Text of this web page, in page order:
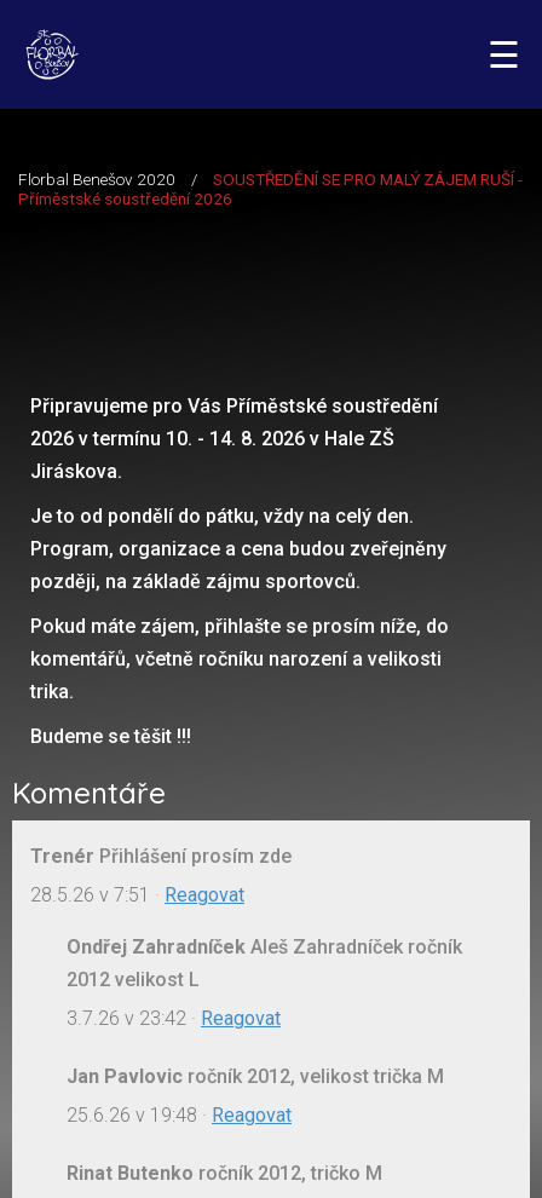
☰
Připravujeme pro Vás Příměstské soustředění
2026 v termínu 10. - 14. 8. 2026 v Hale ZŠ
Jiráskova.
Je to od pondělí do pátku, vždy na celý den.
Program, organizace a cena budou zveřejněny
později, na základě zájmu sportovců.
Pokud máte zájem, přihlašte se prosím níže, do
komentářů, včetně ročníku narození a velikosti
trika.
Budeme se těšit !!!
Komentáře
Trenér Přihlášení prosím zde
28.5.26 v 7:51 · Reagovat
Ondřej Zahradníček Aleš Zahradníček ročník
2012 velikost L
3.7.26 v 23:42 · Reagovat
Jan Pavlovic ročník 2012, velikost trička M
25.6.26 v 19:48 · Reagovat
Rinat Butenko ročník 2012, tričko M